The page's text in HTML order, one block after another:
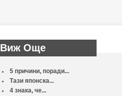
Виж Още
5 причини, поради...
Тази японска...
4 знака, че...